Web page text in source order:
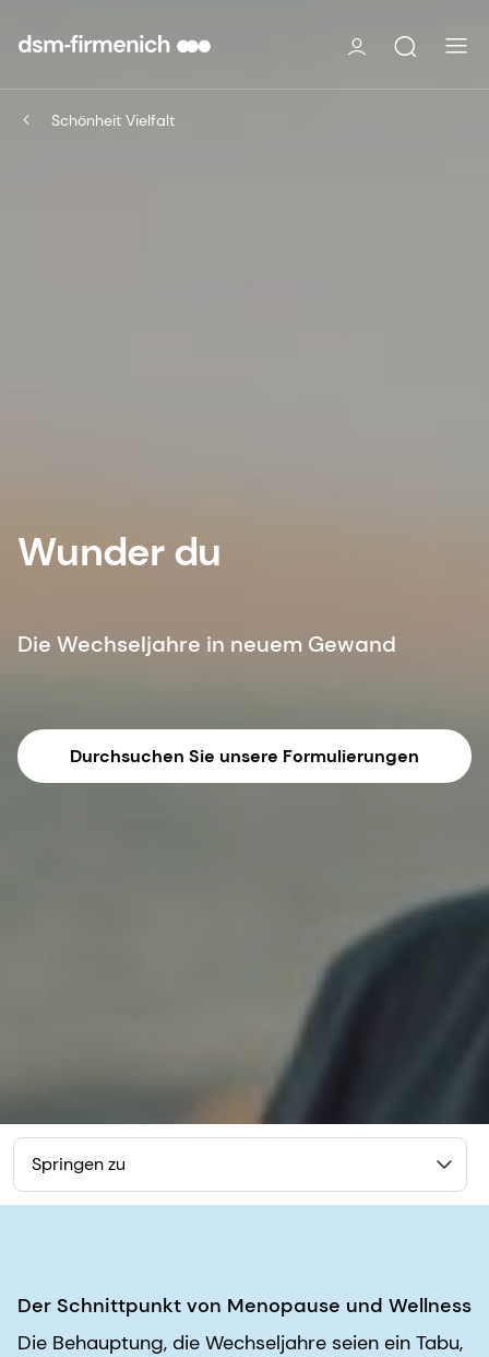
Schönheit Vielfalt
Wunder du
Die Wechseljahre in neuem Gewand
Durchsuchen Sie unsere Formulierungen
Springen zu
Der Schnittpunkt von Menopause und Wellness
Die Behauptung, die Wechseljahre seien ein Tabu,